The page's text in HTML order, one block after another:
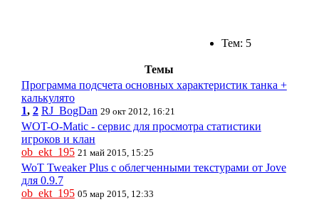
Тем: 5
Темы
Программа подсчета основных характеристик танка +
калькулято
1, 2 RJ_BogDan 29 окт 2012, 16:21
WOT-O-Matic - сервис для просмотра статистики
игроков и клан
ob_ekt_195 21 май 2015, 15:25
WoT Tweaker Plus с облегченными текстурами от Jove
для 0.9.7
ob_ekt_195 05 мар 2015, 12:33